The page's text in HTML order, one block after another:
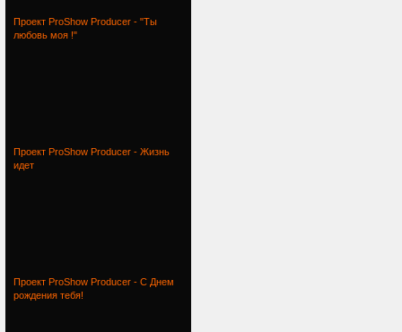
Проект ProShow Producer - "Ты
любовь моя !"
Проект ProShow Producer - Жизнь
идет
Проект ProShow Producer - С Днем
рождения тебя!